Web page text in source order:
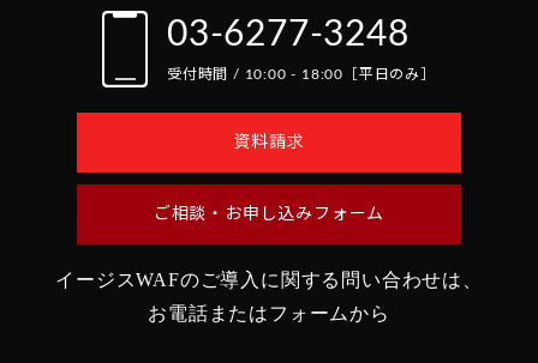
03-6277-3248
受付時間 / 10:00 - 18:00［平日のみ］
資料請求
ご相談・お申し込みフォーム
イージスWAFのご導入に関する問い合わせは、
お電話またはフォームから